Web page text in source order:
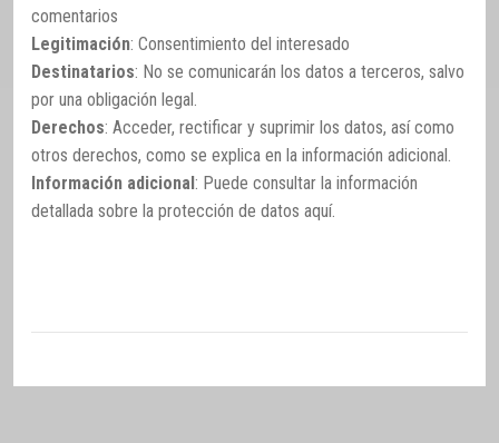
comentarios
Legitimación: Consentimiento del interesado
Destinatarios: No se comunicarán los datos a terceros, salvo
por una obligación legal.
Derechos: Acceder, rectificar y suprimir los datos, así como
otros derechos, como se explica en la información adicional.
Información adicional: Puede consultar la información
detallada sobre la protección de datos aquí.